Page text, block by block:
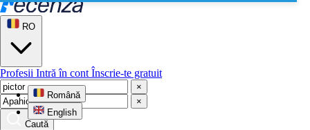
RO
Română
English
Profesii Intră în cont Înscrie-te gratuit
×
×
Caută